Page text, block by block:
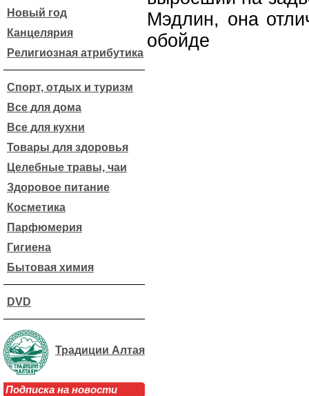
Новый год
Канцелярия
Религиозная атрибутика
Спорт, отдых и туризм
Все для дома
Все для кухни
Товары для здоровья
Целебные травы, чаи
Здоровое питание
Косметика
Парфюмерия
Гигиена
Бытовая химия
DVD
Традиции Алтая
Подписка на новости
Мэдлин, она
обойде